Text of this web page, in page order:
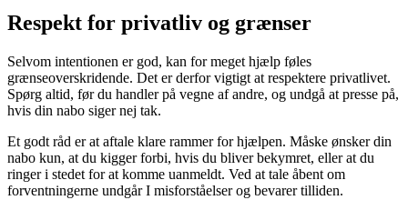
Respekt for privatliv og grænser
Selvom intentionen er god, kan for meget hjælp føles
grænseoverskridende. Det er derfor vigtigt at respektere privatlivet.
Spørg altid, før du handler på vegne af andre, og undgå at presse på,
hvis din nabo siger nej tak.
Et godt råd er at aftale klare rammer for hjælpen. Måske ønsker din
nabo kun, at du kigger forbi, hvis du bliver bekymret, eller at du
ringer i stedet for at komme uanmeldt. Ved at tale åbent om
forventningerne undgår I misforståelser og bevarer tilliden.